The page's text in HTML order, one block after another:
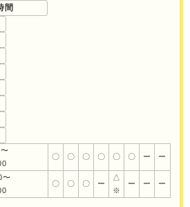
間
〇 〇 〇 〇 〇 〇 ー ー
〜
〇 〇 〇 ー
△
※
ー ー ー